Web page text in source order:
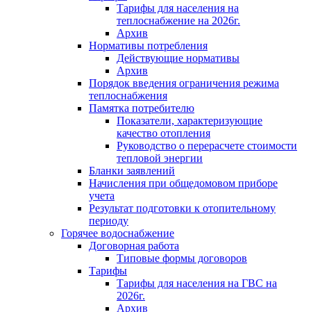
Тарифы для населения на
теплоснабжение на 2026г.
Архив
Нормативы потребления
Действующие нормативы
Архив
Порядок введения ограничения режима
теплоснабжения
Памятка потребителю
Показатели, характеризующие
качество отопления
Руководство о перерасчете стоимости
тепловой энергии
Бланки заявлений
Начисления при общедомовом приборе
учета
Результат подготовки к отопительному
периоду
Горячее водоснабжение
Договорная работа
Типовые формы договоров
Тарифы
Тарифы для населения на ГВС на
2026г.
Архив